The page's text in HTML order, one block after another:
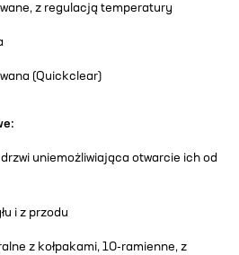
z regulacją temperatury
(Quickclear)
uniemożliwiająca otwarcie ich od
i z przodu
z kołpakami, 10-ramienne, z